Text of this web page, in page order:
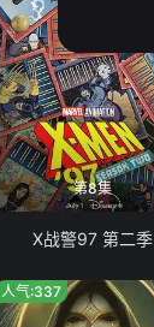
第8集
X战警97 第二季
人气:337